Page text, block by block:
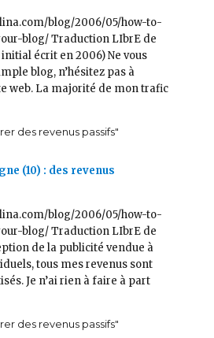
blog/2006/05/how-to-
blog/ Traduction LIbrE de
écrit en 2006) Ne vous
blog, n’hésitez pas à
web. La majorité de mon trafic
construit autour du blog.
des revenus passifs"
(10) : des revenus
blog/2006/05/how-to-
blog/ Traduction LIbrE de
de la publicité vendue à
tous mes revenus sont
Je n’ai rien à faire à part
crédité sur
J’adore…
des revenus passifs"